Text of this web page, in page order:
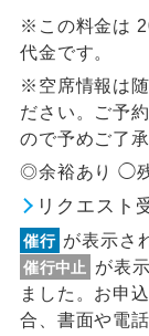
※この料金は
代金です。
※空席情報は
ださい。ご予
ので予めご了
◎余裕あり ◯
リクエスト
催行 が表示さ
催行中止
が表
ました。お申
合、書面や電